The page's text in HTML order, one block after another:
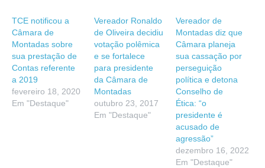
TCE notificou a
Câmara de
Montadas sobre
sua prestação de
Contas referente
a 2019
fevereiro 18, 2020
Em "Destaque"
Vereador Ronaldo
de Oliveira decidiu
votação polêmica
e se fortalece
para presidente
da Câmara de
Montadas
outubro 23, 2017
Em "Destaque"
Vereador de
Montadas diz que
Câmara planeja
sua cassação por
perseguição
política e detona
Conselho de
Ética: “o
presidente é
acusado de
agressão”
dezembro 16, 2022
Em "Destaque"